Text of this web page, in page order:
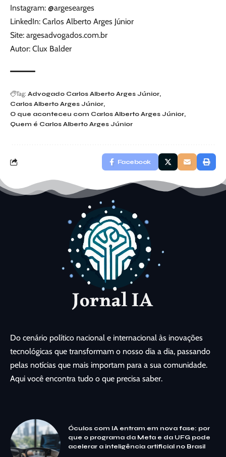
Instagram: @argesearges
LinkedIn: Carlos Alberto Arges Júnior
Site: argesadvogados.com.br
Autor: Clux Balder
Tag: Advogado Carlos Alberto Arges Júnior
Carlos Alberto Arges Júnior
O que aconteceu com Carlos Alberto Arges Júnior
Quem é Carlos Alberto Arges Júnior
Facebook
Do cenário político nacional e internacional às inovações
tecnológicas que transformam o nosso dia a dia, passando
pelas notícias que mais importam para a sua comunidade.
Aqui você encontra tudo o que precisa saber.
Óculos com IA entram em nova fase: por
que o programa da Meta e da UFG pode
acelerar a inteligência artificial no Brasil